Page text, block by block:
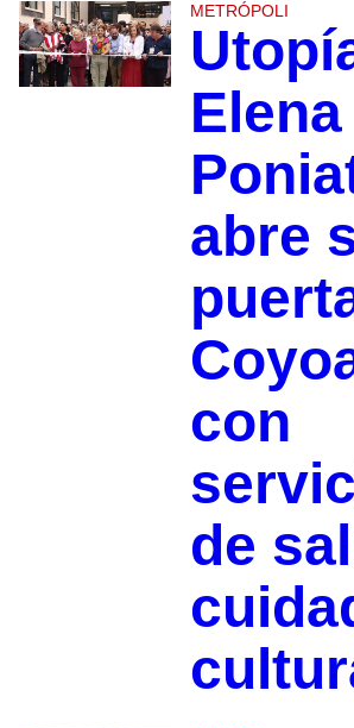
METRÓPOLI
Elena
abre
con
de